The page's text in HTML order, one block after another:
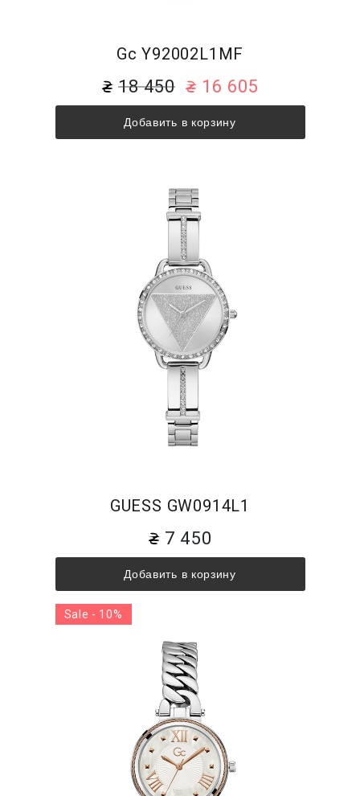
Gc Y92002L1MF
18 450 16 605
Добавить в корзину
GUESS GW0914L1
7 450
Добавить в корзину
Sale - 10%